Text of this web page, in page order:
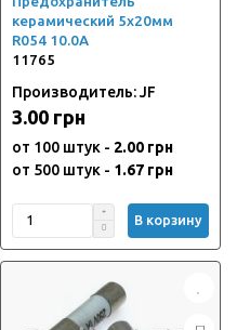
керамический 5х20мм
R054 10.0А
11765
Производитель: JF
3.00 грн
от 100 штук - 2.00 грн
от 500 штук - 1.67 грн
В корзину